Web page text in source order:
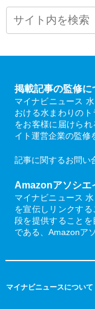
掲載記事の監修に
マイナビニュース
おける水まわりのト
をお客様に届けら
イト運営企業の監修
記事に関するお問い
Amazonアソシエ
マイナビニュース
を宣伝しリンクす
段を提供すること
である、Amazonア
マイナビニュースについて